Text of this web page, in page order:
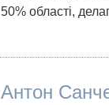
50% області,
Антон